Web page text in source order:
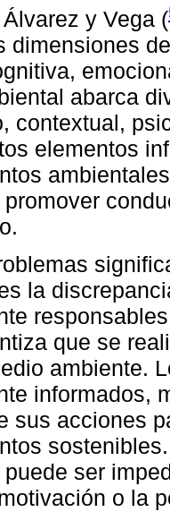
y Vega (
dimensiones
abarca
contextual,
elementos
la
que se
ambiente.
informados,
sus acciones
ser
o la